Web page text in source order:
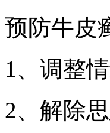
预防牛皮
1、调整
2、解除